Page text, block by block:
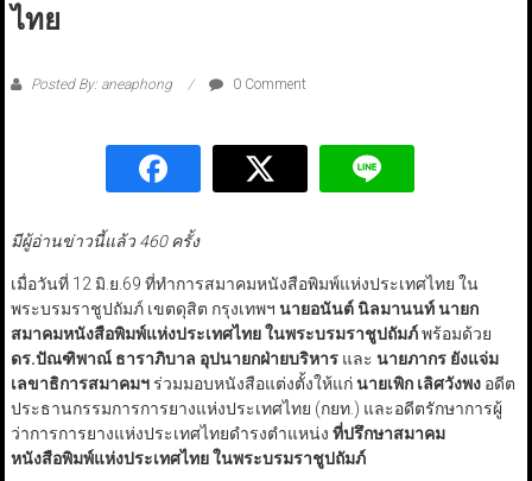
ไทย
Posted By: aneaphong 0 Comment
มีผู้อ่านข่าวนี้แล้ว 460 ครั้ง
เมื่อวันที่ 12 มิ.ย.69 ที่ทำการสมาคมหนังสือพิมพ์แห่งประเทศไทย ใน
พระบรมราชูปถัมภ์ เขตดุสิต กรุงเทพฯ นายอนันต์ นิลมานนท์ นายก
สมาคมหนังสือพิมพ์แห่งประเทศไทย ในพระบรมราชูปถัมภ์พร้อมด้วย
ดร.ปัณฑิพาณ์ ธาราภิบาล อุปนายกฝ่ายบริหารและ นายภากร ยังแจ่ม
เลขาธิการสมาคมฯร่วมมอบหนังสือแต่งตั้งให้แก่นายเพิก เลิศวังพง อดีต
ประธานกรรมการการยางแห่งประเทศไทย (กยท.) และอดีตรักษาการผู้
ว่าการการยางแห่งประเทศไทยดำรงตำแหน่ง ที่ปรึกษาสมาคม
หนังสือพิมพ์แห่งประเทศไทย ในพระบรมราชูปถัมภ์